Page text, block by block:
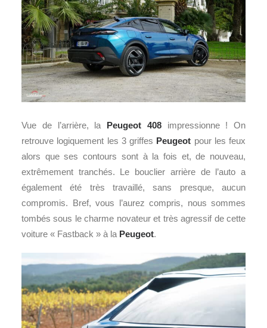
Vue de l’arrière, la Peugeot 408impressionne ! On
retrouve logiquement les 3 griffes Peugeot pour les feux
alors que ses contours sont à la fois et, de nouveau,
extrêmement tranchés. Le bouclier arrière de l’auto a
également été très travaillé, sans presque, aucun
compromis. Bref, vous l’aurez compris, nous sommes
tombés sous le charme novateur et très agressif de cette
voiture « Fastback » à la Peugeot.